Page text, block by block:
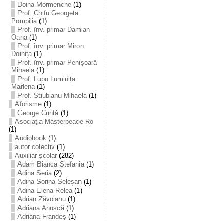
Doina Mormenche(1)
Prof. Chifu Georgeta
Pompilia(1)
Prof. înv. primar Damian
Oana(1)
Prof. înv. primar Miron
Doinița(1)
Prof. înv. primar Penișoară
Mihaela(1)
Prof. Lupu Luminița
Marlena(1)
Prof. Știubianu Mihaela(1)
Aforisme(1)
George Crintă(1)
Asociația Masterpeace Ro
(1)
Audiobook(1)
autor colectiv(1)
Auxiliar școlar(282)
Adam Bianca Ștefania(1)
Adina Seria(2)
Adina Sorina Seleșan(1)
Adina-Elena Relea(1)
Adrian Zăvoianu(1)
Adriana Anușcă(1)
Adriana Frandeș (1)